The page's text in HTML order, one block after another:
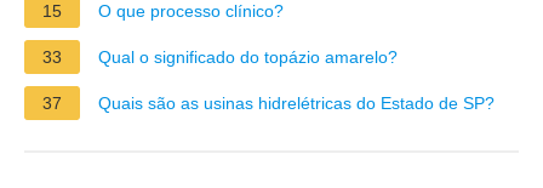
15
O que processo clínico?
33 Qual o significado do topázio amarelo?
37 Quais são as usinas hidrelétricas do Estado de SP?